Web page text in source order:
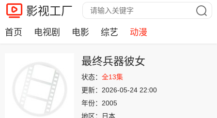
影视工厂
首页 电视剧 电影 综艺 动漫
最终兵器彼女
状态： 全13集
更新： 2026-05-24 22:00
年份： 2005
地区：
日本